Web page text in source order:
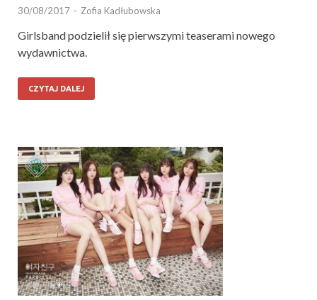
30/08/2017 - Zofia Kadłubowska
Girlsband podzielił się pierwszymi teaserami nowego
wydawnictwa.
CZYTAJ DALEJ